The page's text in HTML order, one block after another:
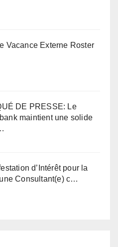
Vacance Externe Roster
DE PRESSE: Le
maintient une solide
d’Intérêt pour la
Consultant(e) c…